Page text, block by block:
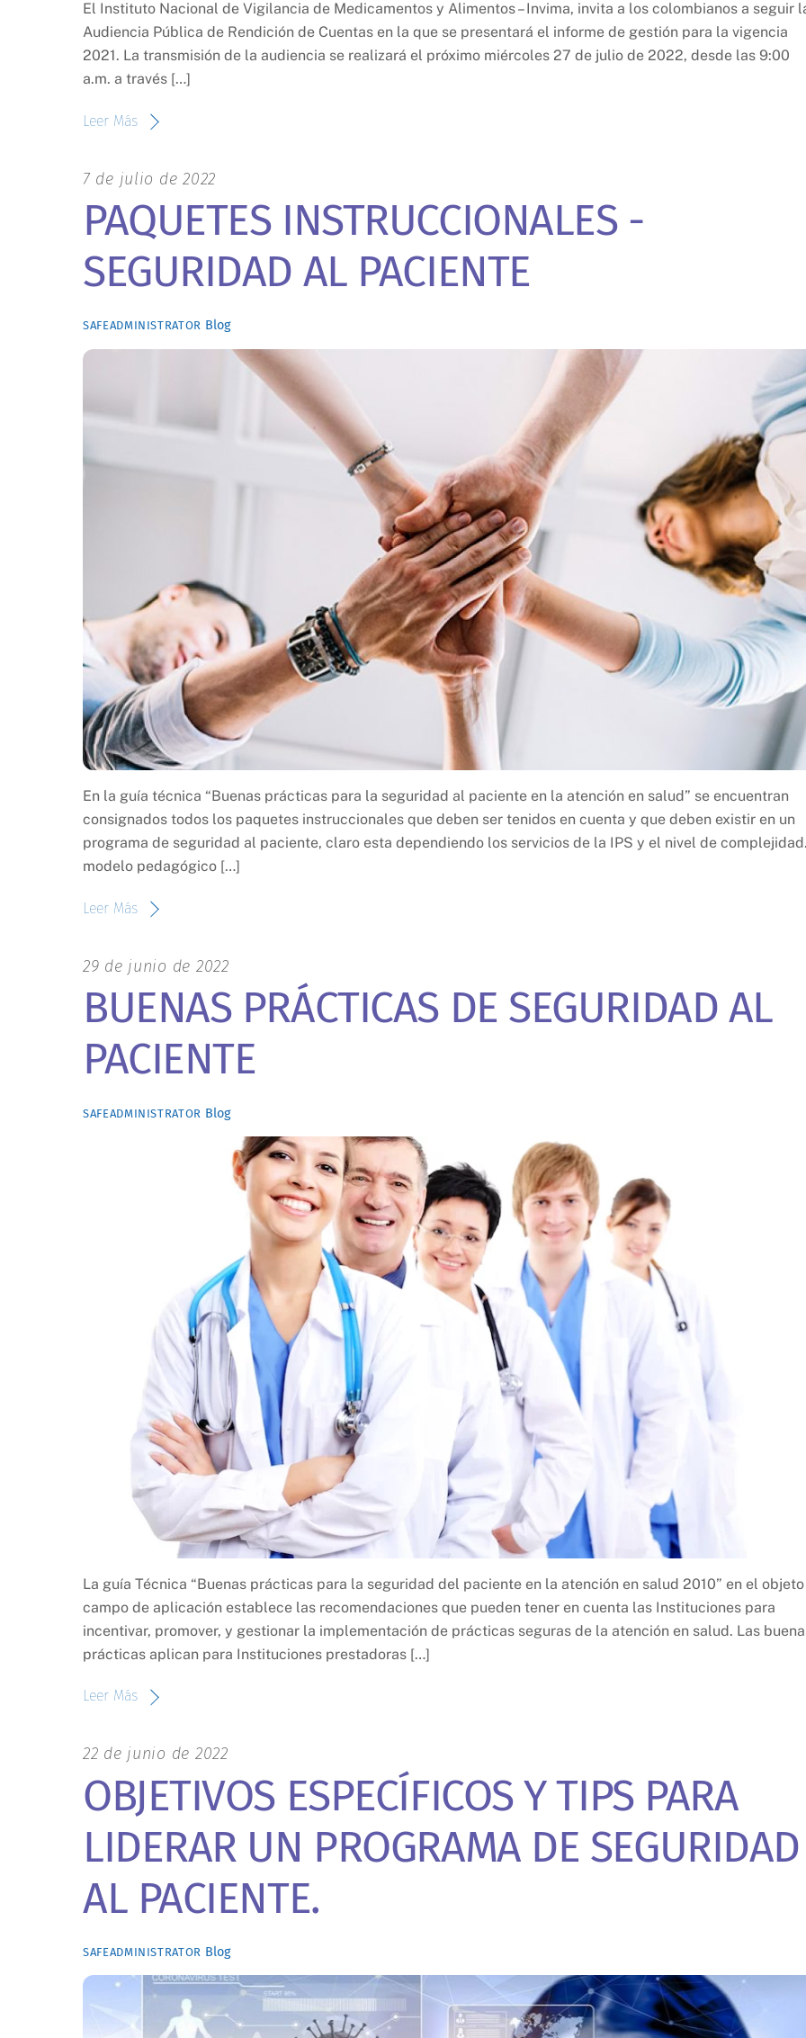
El Instituto Nacional de Vigilancia de Medicamentos y Alimentos – Invima, invita a los colombianos a seguir
Audiencia Pública de Rendición de Cuentas en la que se presentará el informe de gestión para la vigencia
2021. La transmisión de la audiencia se realizará el próximo miércoles 27 de julio de 2022, desde las 9:00
a.m. a través […]
Leer Más
7 de julio de 2022
PAQUETES INSTRUCCIONALES -
SEGURIDAD AL PACIENTE
SAFEADMINISTRATOR Blog
En la guía técnica “Buenas prácticas para la seguridad al paciente en la atención en salud” se encuentran
consignados todos los paquetes instruccionales que deben ser tenidos en cuenta y que deben existir en un
programa de seguridad al paciente, claro esta dependiendo los servicios de la IPS y el nivel de
modelo pedagógico […]
Leer Más
29 de junio de 2022
BUENAS PRÁCTICAS DE SEGURIDAD AL
PACIENTE
SAFEADMINISTRATOR Blog
La guía Técnica “Buenas prácticas para la seguridad del paciente en la atención en salud 2010” en el
campo de aplicación establece las recomendaciones que pueden tener en cuenta las Instituciones para
incentivar, promover, y gestionar la implementación de prácticas seguras de la atención en salud. Las
prácticas aplican para Instituciones prestadoras […]
Leer Más
22 de junio de 2022
OBJETIVOS ESPECÍFICOS Y TIPS PARA
LIDERAR UN PROGRAMA DE SEGURIDAD
AL PACIENTE.
SAFEADMINISTRATOR Blog